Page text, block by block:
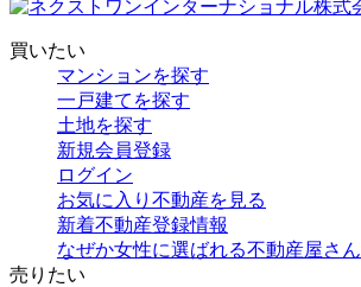
買いたい
マンションを探す
一戸建てを探す
土地を探す
新規会員登録
ログイン
お気に入り不動産を見る
新着不動産登録情報
なぜか女性に選ばれる不動産屋さん
売りたい